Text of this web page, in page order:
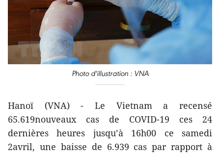
Photo d'illustration : VNA
Hanoï (VNA) - Le Vietnam a recensé
65.619nouveaux cas de COVID-19 ces 24
dernières heures jusqu’à 16h00 ce samedi
2avril, une baisse de 6.939 cas par rapport à